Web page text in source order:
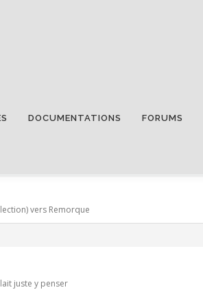
DOCUMENTATIONS FORUMS
vers Remorque
juste y penser